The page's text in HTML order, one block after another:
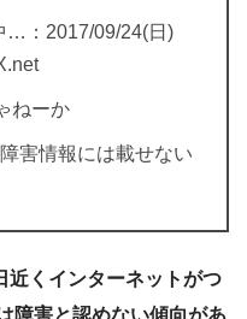
…：2017/09/24(日)
ねーか
害情報には載せない
近くインターネットがつ